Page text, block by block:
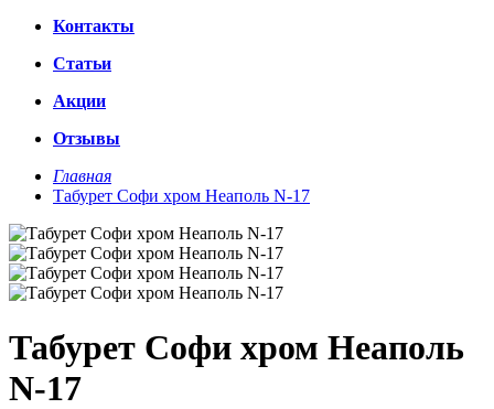
Контакты
Статьи
Акции
Отзывы
Главная
Табурет Софи хром Неаполь N-17
Табурет Софи хром Неаполь
N-17